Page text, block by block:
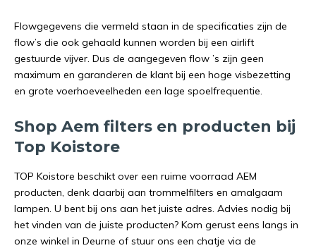
Flowgegevens die vermeld staan in de specificaties zijn de
flow’s die ook gehaald kunnen worden bij een airlift
gestuurde vijver. Dus de aangegeven flow ’s zijn geen
maximum en garanderen de klant bij een hoge visbezetting
en grote voerhoeveelheden een lage spoelfrequentie.
Shop Aem filters en producten bij
Top Koistore
TOP Koistore beschikt over een ruime voorraad AEM
producten, denk daarbij aan trommelfilters en amalgaam
lampen. U bent bij ons aan het juiste adres. Advies nodig bij
het vinden van de juiste producten? Kom gerust eens langs in
onze winkel in Deurne of stuur ons een chatje via de